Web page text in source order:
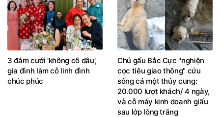
3 đám cưới 'không cô dâu',
gia đình làm cỗ linh đình
chúc phúc
Chú gấu Bắc Cực "nghiện
cọc tiêu giao thông" cứu
sống cả một thủy cung:
20.000 lượt khách/ 4 ngày,
và cỗ máy kinh doanh giấu
sau lớp lông trắng